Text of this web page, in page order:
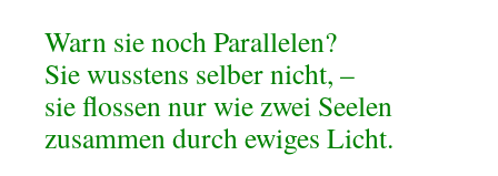
Warn sie noch Parallelen?
Sie wusstens selber nicht, –
sie flossen nur wie zwei Seelen
zusammen durch ewiges Licht.